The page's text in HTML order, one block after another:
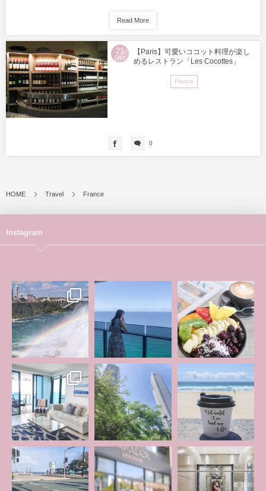
Read More
21
Dec
【Paris】可愛いココット料理が楽し
めるレストラン「Les Cocottes」
France
0
HOME Travel France
Instagram